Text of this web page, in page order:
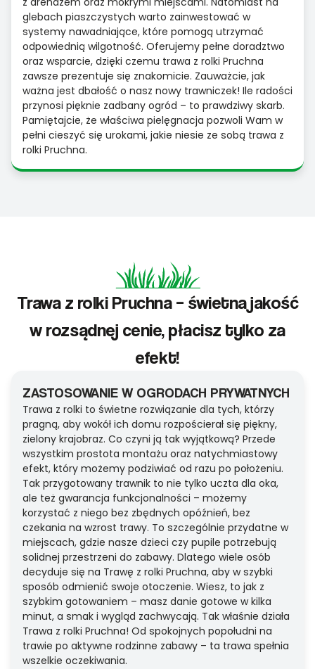
glebach piaszczystych warto zainwestować w
systemy nawadniające, które pomogą utrzymać
odpowiednią wilgotność. Oferujemy pełne doradztwo
oraz wsparcie, dzięki czemu trawa z rolki Pruchna
zawsze prezentuje się znakomicie. Zauważcie, jak
ważna jest dbałość o nasz nowy trawniczek! Ile radości
przynosi pięknie zadbany ogród – to prawdziwy skarb.
Pamiętajcie, że właściwa pielęgnacja pozwoli Wam w
pełni cieszyć się urokami, jakie niesie ze sobą trawa z
rolki Pruchna.
Trawa z rolki Pruchna – świetna jakość
w rozsądnej cenie, płacisz tylko za
efekt!
ZASTOSOWANIE W OGRODACH PRYWATNYCH
Trawa z rolki to świetne rozwiązanie dla tych, którzy
pragną, aby wokół ich domu rozpościerał się piękny,
zielony krajobraz. Co czyni ją tak wyjątkową? Przede
wszystkim prostota montażu oraz natychmiastowy
efekt, który możemy podziwiać od razu po położeniu.
Tak przygotowany trawnik to nie tylko uczta dla oka,
ale też gwarancja funkcjonalności – możemy
korzystać z niego bez zbędnych opóźnień, bez
czekania na wzrost trawy. To szczególnie przydatne w
miejscach, gdzie nasze dzieci czy pupile potrzebują
solidnej przestrzeni do zabawy. Dlatego wiele osób
decyduje się na Trawę z rolki Pruchna, aby w szybki
sposób odmienić swoje otoczenie. Wiesz, to jak z
szybkim gotowaniem – masz danie gotowe w kilka
minut, a smak i wygląd zachwycają. Tak właśnie działa
Trawa z rolki Pruchna! Od spokojnych popołudni na
trawie po aktywne rodzinne zabawy – ta trawa spełnia
wszelkie oczekiwania.